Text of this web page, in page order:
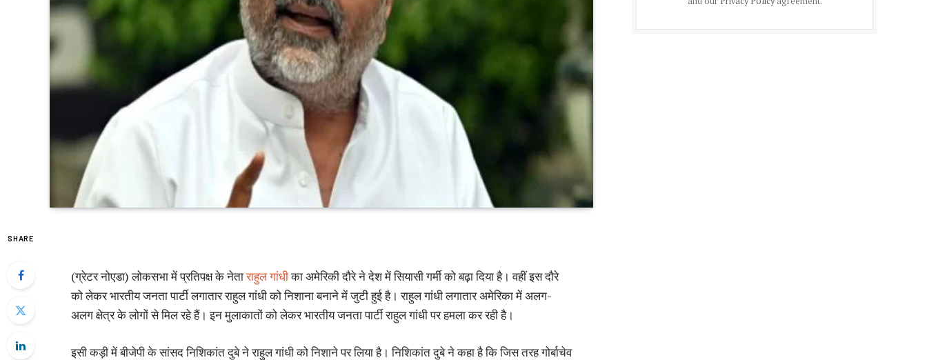
SHARE
(ग्रेटर नोएडा) लोकसभा में प्रतिपक्ष के नेताराहुल गांधीका अमेरिकी दौरे ने देश में सियासी गर्मी को बढ़ा दिया है। वहीं इस दौरे
को लेकर भारतीय जनता पार्टी लगातार राहुल गांधी को निशाना बनाने में जुटी हुई है। राहुल गांधी लगातार अमेरिका में अलग-
अलग क्षेत्र के लोगों से मिल रहे हैं। इन मुलाकातों को लेकर भारतीय जनता पार्टी राहुल गांधी पर हमला कर रही है।
इसी कड़ी में बीजेपी के सांसद निशिकांत दुबे ने राहुल गांधी को निशाने पर लिया है। निशिकांत दुबे ने कहा है कि जिस तरह गोर्बाचेव